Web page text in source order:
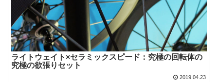
ライトウェイト×セラミックスピード：究極の回転体の
究極の欲張りセット
2019.04.23